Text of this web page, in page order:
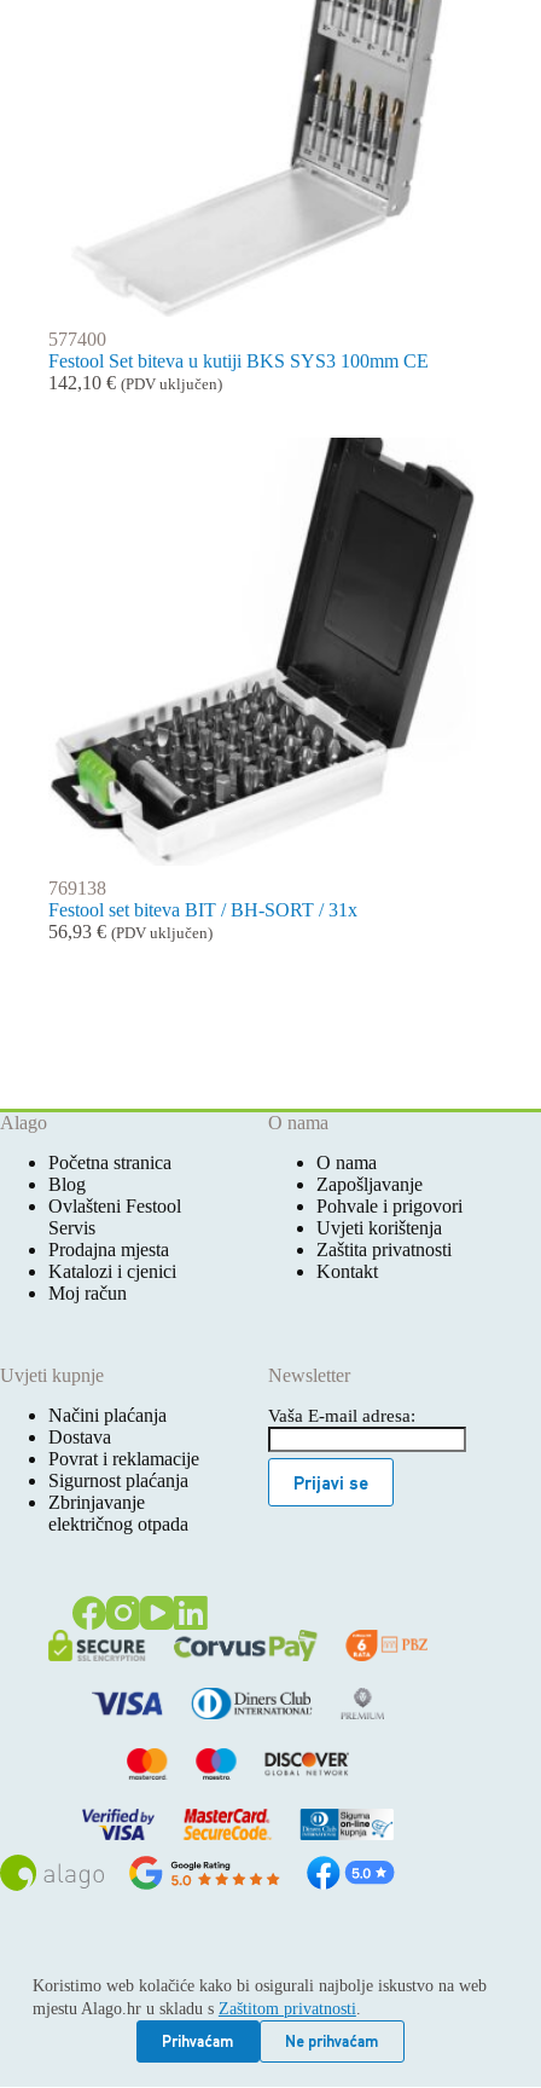
Koristimo web kolačiće kako bi osigurali najbolje iskustvo na web
mjestu Alago.hr u skladu s Zaštitom privatnosti.
Prihvaćam
Ne prihvaćam
577400
Festool Set biteva u kutiji BKS SYS3 100mm CE
142,10 € (PDV uključen)
769138
Festool set biteva BIT / BH-SORT / 31x
56,93 € (PDV uključen)
Alago
Početna stranica
Blog
Ovlašteni Festool
Servis
Prodajna mjesta
Katalozi i cjenici
Moj račun
O nama
O nama
Zapošljavanje
Pohvale i prigovori
Uvjeti korištenja
Zaštita privatnosti
Kontakt
Uvjeti kupnje
Načini plaćanja
Dostava
Povrat i reklamacije
Sigurnost plaćanja
Zbrinjavanje
električnog otpada
Newsletter
Vaša E-mail adresa:
Prijavi se
Sva prava pridržana © 2026
Alago
ALAGO d.o.o. trgovina, usluge i zastupanje stranih tvrtki /
Adresa: Horvati 112, 10436 Rakov potok / Telefon: +385 1
6539 392 / E-mail: kontakt@alago.hr / Podaci o subjektu:
Subjekt je upisan kod Trgovačkog suda u Zagrebu pod